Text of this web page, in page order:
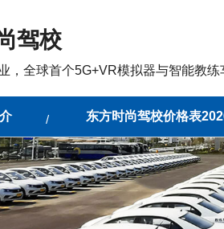
驾校
，全球首个5G+VR模拟器与智能教
东方时尚驾校价格表